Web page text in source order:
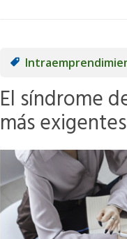
El síndrome
más exigentes